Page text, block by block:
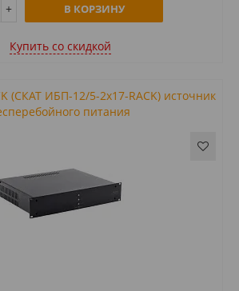
В КОРЗИНУ
Купить cо скидкой
(СКАТ ИБП-12/5-2x17-RACK) источник
питания